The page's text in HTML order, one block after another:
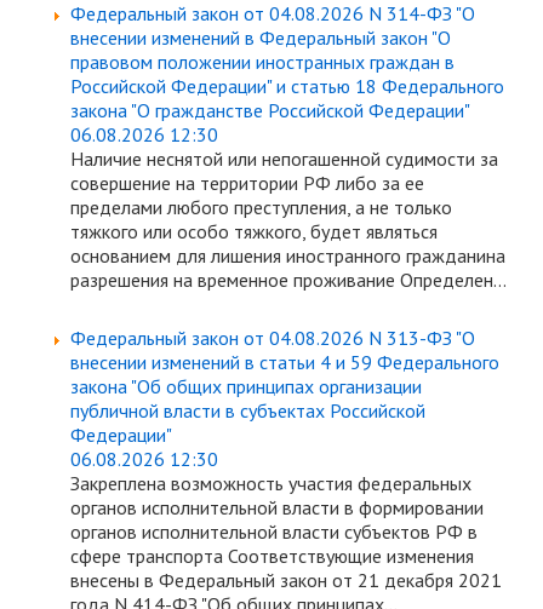
Федеральный закон от 04.08.2026 N 314-ФЗ "О
внесении изменений в Федеральный закон "О
правовом положении иностранных граждан в
Российской Федерации" и статью 18 Федерального
закона "О гражданстве Российской Федерации"
06.08.2026 12:30
Наличие неснятой или непогашенной судимости за
совершение на территории РФ либо за ее
пределами любого преступления, а не только
тяжкого или особо тяжкого, будет являться
основанием для лишения иностранного гражданина
разрешения на временное проживание Определен...
Федеральный закон от 04.08.2026 N 313-ФЗ "О
внесении изменений в статьи 4 и 59 Федерального
закона "Об общих принципах организации
публичной власти в субъектах Российской
Федерации"
06.08.2026 12:30
Закреплена возможность участия федеральных
органов исполнительной власти в формировании
органов исполнительной власти субъектов РФ в
сфере транспорта Соответствующие изменения
внесены в Федеральный закон от 21 декабря 2021
года N 414-ФЗ "Об общих принципах...